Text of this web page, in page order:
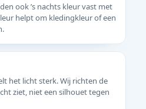
ook ’s nachts kleur vast met
helpt om kledingkleur of een
het licht sterk. Wij richten de
ziet, niet een silhouet tegen